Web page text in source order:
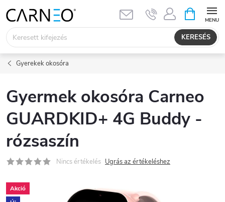
tartalomhoz
KERESÉS
KOSÁR
Gyerekek okosóra
Gyermek okosóra Carneo
GUARDKID+ 4G Buddy -
rózsaszín
Nincs értékelés Ugrás az értékeléshez
Akció